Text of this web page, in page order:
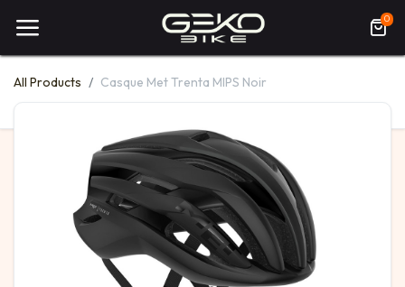
0
All Products Casque Met Trenta MIPS Noir